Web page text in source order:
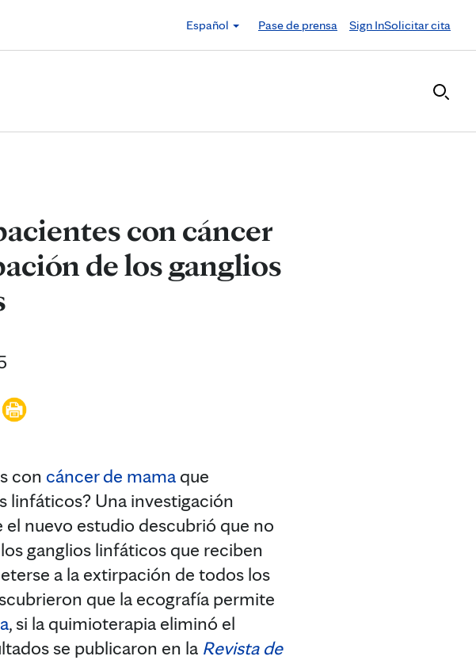
Español
Pase de prensa Sign InSolicitar cita
con cáncer
de los ganglios
con cáncer de mama que
linfáticos? Una investigación
el nuevo estudio descubrió que no
ganglios linfáticos que reciben
a la extirpación de todos los
que la ecografía permite
, si la quimioterapia eliminó el
se publicaron en la Revista de